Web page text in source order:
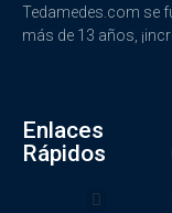
Tedamedes.com se
más de 13 años,
Enlaces
Rápidos